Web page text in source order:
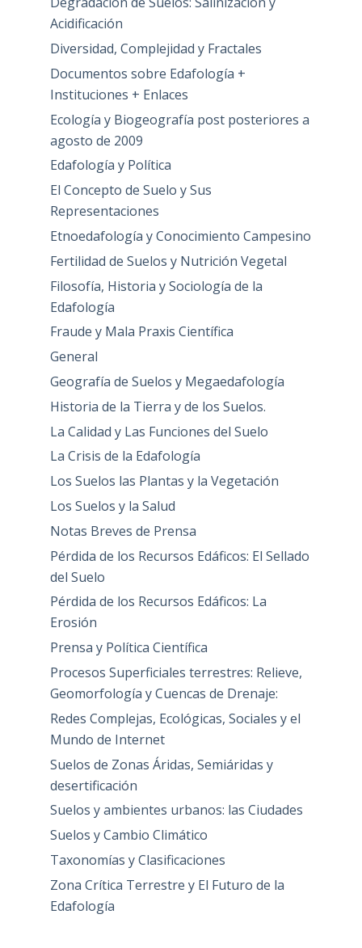
Acidificación
Diversidad, Complejidad y Fractales
Documentos sobre Edafología +
Instituciones + Enlaces
Ecología y Biogeografía post posteriores a
agosto de 2009
Edafología y Política
El Concepto de Suelo y Sus
Representaciones
Etnoedafología y Conocimiento Campesino
Fertilidad de Suelos y Nutrición Vegetal
Filosofía, Historia y Sociología de la
Edafología
Fraude y Mala Praxis Científica
General
Geografía de Suelos y Megaedafología
Historia de la Tierra y de los Suelos.
La Calidad y Las Funciones del Suelo
La Crisis de la Edafología
Los Suelos las Plantas y la Vegetación
Los Suelos y la Salud
Notas Breves de Prensa
Pérdida de los Recursos Edáficos: El Sellado
del Suelo
Pérdida de los Recursos Edáficos: La
Erosión
Prensa y Política Científica
Procesos Superficiales terrestres: Relieve,
Geomorfología y Cuencas de Drenaje:
Redes Complejas, Ecológicas, Sociales y el
Mundo de Internet
Suelos de Zonas Áridas, Semiáridas y
desertificación
Suelos y ambientes urbanos: las Ciudades
Suelos y Cambio Climático
Taxonomías y Clasificaciones
Zona Crítica Terrestre y El Futuro de la
Edafología